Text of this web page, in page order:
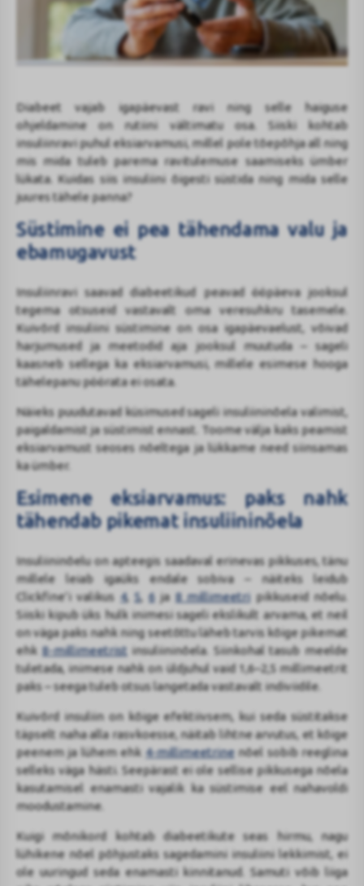
Diabeet vajab igapäevast ravi ning selle haiguse
ohjeldamine on rutiini vältimatu osa. Siiski kohtab
insuliinravi puhul eksiarvamusi, millel pole tõepõhja all ning
mis mida tuleb parema ravitulemuse saamiseks ümber
lükata. Kuidas siis insuliini õigesti süstida ning mida selle
juures tähele panna?
Süstimine ei pea tähendama valu ja
ebamugavust
Insuliinravi saavad diabeetikud peavad ööpäeva jooksul
tegema otsuseid vastavalt oma veresuhkru tasemele.
Kuivõrd insuliini süstimine on osa igapäevaelust, võivad
harjumused ja meetodid aja jooksul muutuda – sageli
kaasneb sellega ka eksiarvamusi, millele esimese hooga
tähelepanu pöörata ei osata.
Näieks puudutavad küsimused sageli insuliininõela valimist,
paigaldamist ja süstimist ennast. Toome välja kaks peamist
eksiarvamust seoses nõeltega ja lükkame need siinsamas
ka ümber.
Esimene eksiarvamus: paks nahk
tähendab pikemat insuliininõela
Insuliininõelu on apteegis saadaval erinevas pikkuses, tänu
millele leiab igaüks endale sobiva – näiteks leidub
Clickfine’i valikus 4, 5, 6 ja 8 millimeetri pikkuseid nõelu.
Siiski kipub üks hulk inimesi sageli ekslikult arvama, et neil
on väga paks nahk ning seetõttu läheb tarvis kõige pikemat
ehk 8-millimeetrist insuliininõela. Siinkohal tasub meelde
tuletada, inimese nahk on üldjuhul vaid 1,6–2,5 millimeetrit
paks – seega tuleb otsus langetada vastavalt indiviidile.
Kuivõrd insuliin on kõige efektiivsem, kui seda süstitakse
täpselt naha alla rasvkoesse, näitab lihtne arvutus, et kõige
peenem ja lühem ehk 4-millimeetrine nõel sobib reeglina
selleks väga hästi. Seepärast ei ole sellise pikkusega nõela
kasutamisel enamasti vajalik ka süstimise eel nahavoldi
moodustamine.
Kuigi mõnikord kohtab diabeetikute seas hirmu, nagu
lühikene nõel põhjustaks sagedamini insuliini lekkimist, ei
ole uuringud seda enamasti kinnitanud. Samuti võib liiga